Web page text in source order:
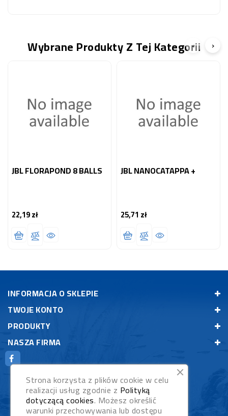
Wybrane Produkty Z Tej Kategorii
JBL FLORAPOND 8 BALLS
22,19 złCena
JBL NANOCATAPPA +
25,71 złCena
‹ ›
INFORMACJA O SKLEPIE
TWOJE KONTO
PRODUKTY
NASZA FIRMA
Strona korzysta z plików cookie w celu
realizacji usług zgodnie z Polityką
dotyczącą cookies. Możesz określić
warunki przechowywania lub dostępu